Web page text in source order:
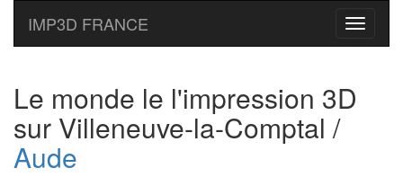
Toggle
IMP3D FRANCE
Le monde le l'impression 3D
sur Villeneuve-la-Comptal /
Aude